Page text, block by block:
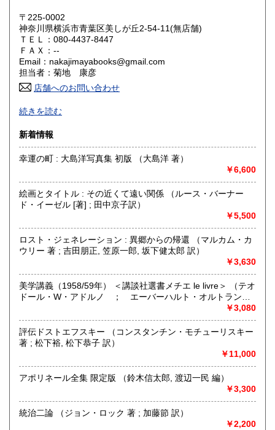
岡山県
山口県 600円
香川県 600円 愛媛県
高知県 600円
佐賀県
熊本県 600円 大分県 600円
600円
沖縄県 600円
〒225-0002
神奈川県横浜市青葉区美しが丘2-54-11(無店舗)
ＴＥＬ：080-4437-8447
ＦＡＸ：--
Email：nakajimayabooks@gmail.com
担当者：菊地 康彦
店舗へのお問い合わせ
適格請求書発行事業者登録番号 ： T4810553294531
高額商品のご購入を検討されている方で、現品をご確認され
たい場合は、
出来るだけ対応させて頂きますので、Eメール、電話にて遠
慮なくご相談ください。
沿線名：-
定休日：毎週木曜日・日曜日(夏季休業8/9〜13)
西洋の哲学思想、宗教、歴史、文学、美術、言語学の研究
書・全集類、日本の近代文学初版本・限定本・全集類を中心
に幅広く取り扱ってございます。
関東近県、地方ともにご都合に合わせてお伺いします。
多少に関わらず、遠慮なくご相談、お問い合わせください。
哲学宗教、歴史、社会科学、美術工芸、国語国文、外国文
続きを読む
新着情報
幸運の町 : 大島洋写真集 初版 （大島洋 著）
￥6,600
絵画とタイトル : その近くて遠い関係 （ルース・バーナー
ド・イーゼル [著] ; 田中京子訳）
￥5,500
ロスト・ジェネレーション : 異郷からの帰還 （マルカム・カ
ウリー 著 ; 吉田朋正, 笠原一郎, 坂下健太郎 訳）
￥3,630
美学講義（1958/59年） ＜講談社選書メチエ le livre＞ （テオ
ドール・W・アドルノ ； エーバーハルト・オルトラント
￥3,080
評伝ドストエフスキー （コンスタンチン・モチューリスキー
著 ; 松下裕, 松下恭子 訳）
￥11,000
アポリネール全集 限定版 （鈴木信太郎, 渡辺一民 編）
￥3,300
統治二論 （ジョン・ロック 著 ; 加藤節 訳）
￥2,200